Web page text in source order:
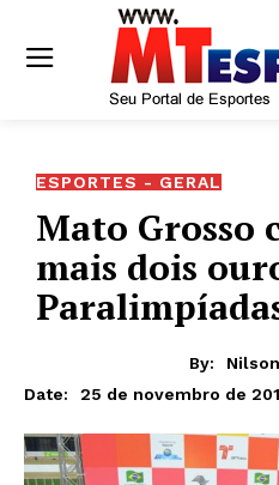
ESPORTES - GERAL
Mato Grosso
mais dois
By:
Date:
25 de novembro de